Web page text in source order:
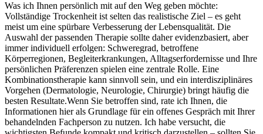
Was ich Ihnen persönlich mit auf den Weg geben möchte:
Vollständige Trockenheit ist selten das realistische Ziel – es geht
meist um eine spürbare Verbesserung der Lebensqualität. Die⁤
Auswahl der passenden Therapie sollte daher evidenzbasiert,​ aber
immer individuell ‌erfolgen: Schweregrad, betroffene
Körperregionen, Begleiterkrankungen, Alltagserfordernisse und Ihre
persönlichen Präferenzen spielen eine zentrale Rolle. Eine
Kombinationstherapie kann sinnvoll sein, und ein interdisziplinäres
Vorgehen (Dermatologie, Neurologie, Chirurgie) bringt häufig die
besten Resultate.Wenn Sie betroffen sind, rate ich Ihnen, die
Informationen hier als Grundlage für ein offenes⁤ Gespräch mit Ihrer
behandelnden Fachperson zu nutzen. Ich habe versucht, die